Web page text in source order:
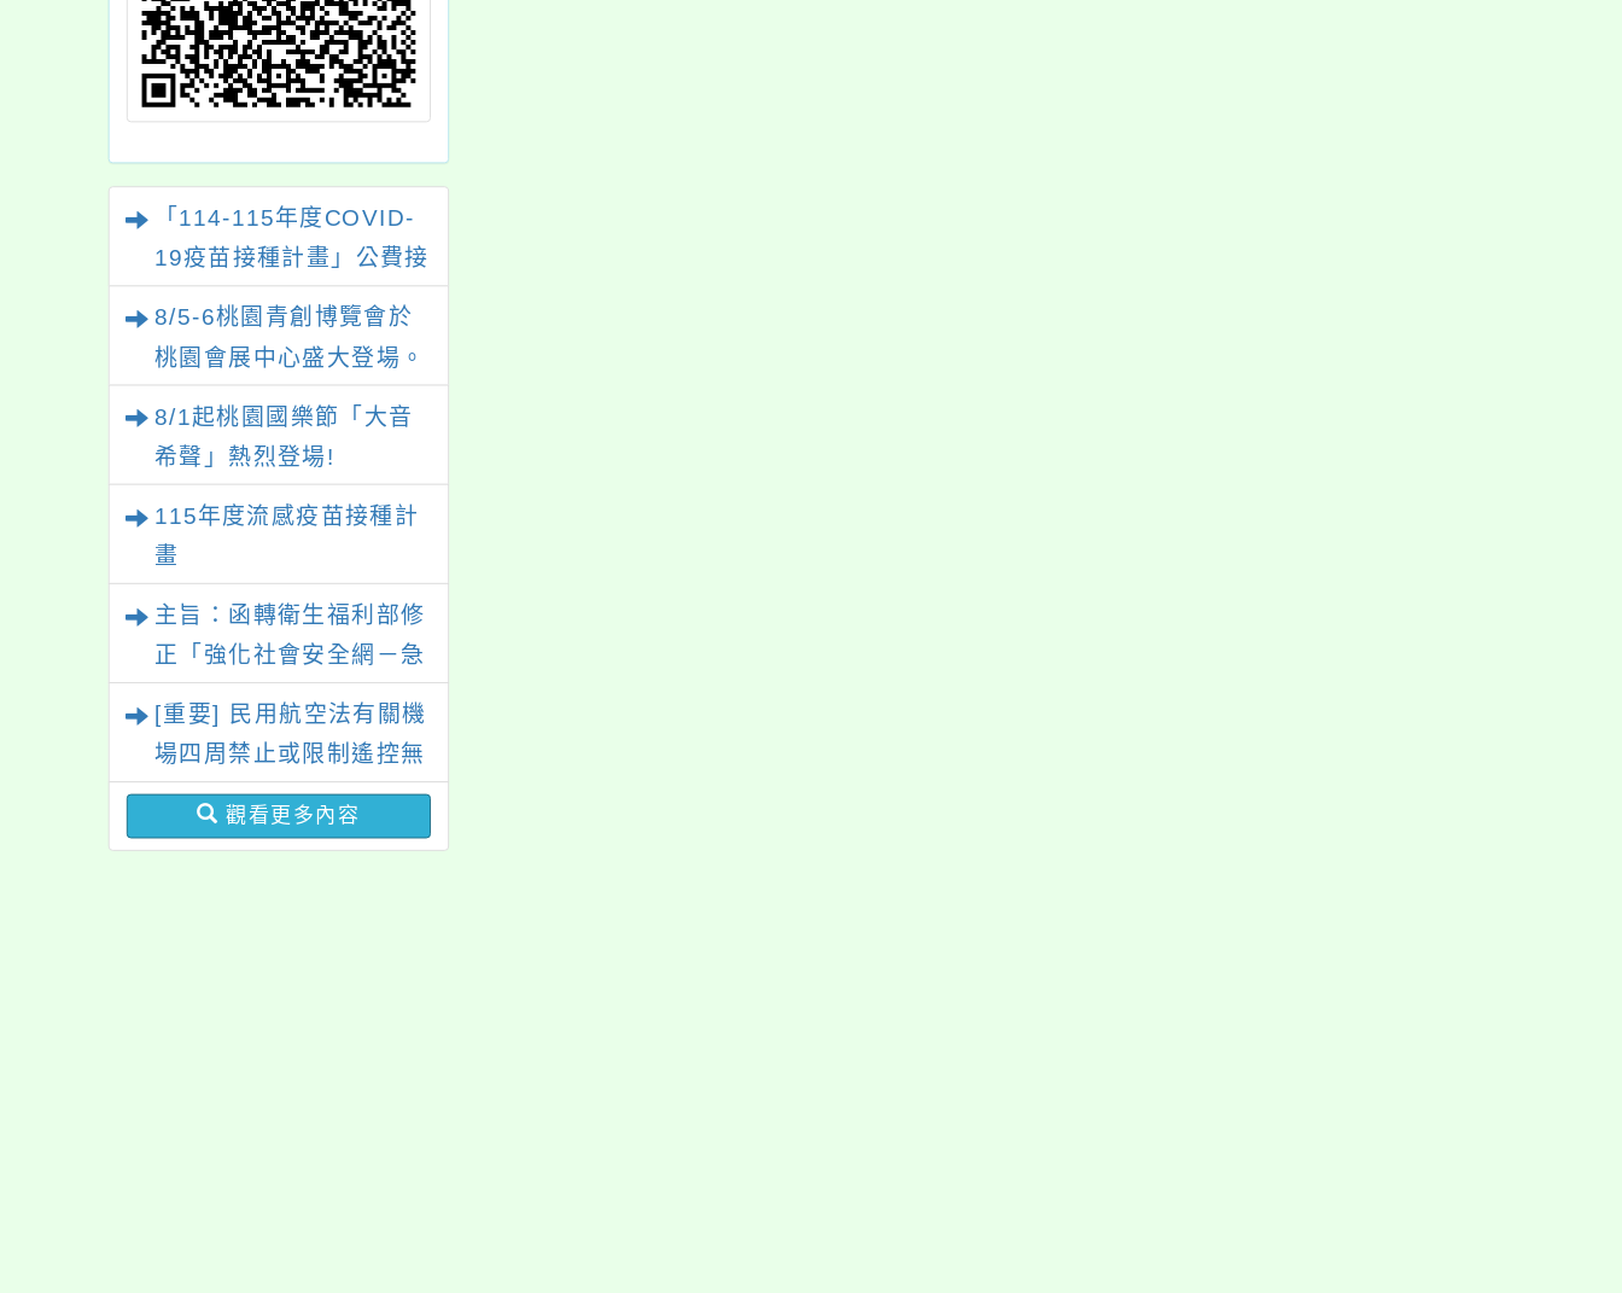
「114-115年度COVID-
19疫苗接種計畫」公費接
種對象擴大為「滿6個月
日止
8/5-6桃園青創博覽會於
桃園會展中心盛大登場。
8/1起桃園國樂節「大音
希聲」熱烈登場!
115年度流感疫苗接種計
畫
主旨：函轉衛生福利部修
正「強化社會安全網－急
請參考運用，請查照。
[重要] 民用航空法有關機
場四周禁止或限制遙控無
人機飛航活動規定
觀看更多內容